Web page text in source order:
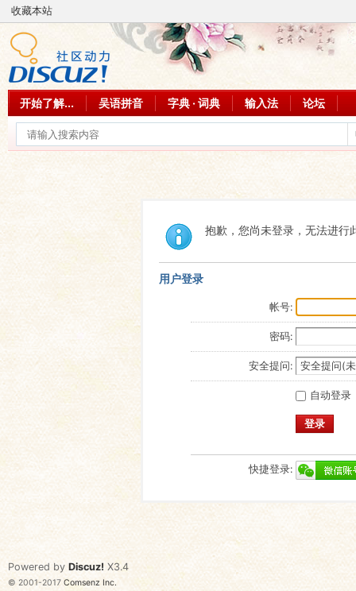
收藏本站
开始了解... 吴语拼音 字典 · 词典 输入法 论坛
抱歉，您尚未登录，无法进行
用户登录
帐号:
密码:
安全提问:
自动登录
登录
快捷登录:
Powered by Discuz! X3.4
© 2001-2017 Comsenz Inc.